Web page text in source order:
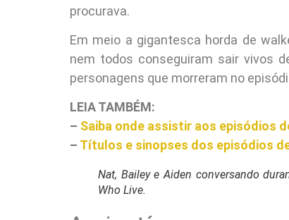
procurava.
Em meio a gigantesca horda de
nem todos conseguiram sair vivos
personagens que morreram no
LEIA TAMBÉM:
– Saiba onde assistir aos episódios
– Títulos e sinopses dos episódios
Nat, Bailey e Aiden conversando
Who Live.